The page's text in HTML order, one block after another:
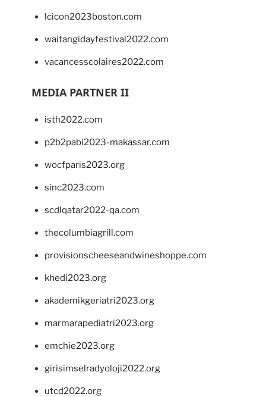
lcicon2023boston.com
waitangidayfestival2022.com
vacancesscolaires2022.com
MEDIA PARTNER II
isth2022.com
p2b2pabi2023-makassar.com
wocfparis2023.org
sinc2023.com
scdlqatar2022-qa.com
thecolumbiagrill.com
provisionscheeseandwineshoppe.com
khedi2023.org
akademikgeriatri2023.org
marmarapediatri2023.org
emchie2023.org
girisimselradyoloji2022.org
utcd2022.org